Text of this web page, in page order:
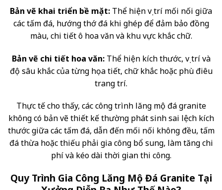
Bản vẽ khai triển bề mặt: Thể hiện vị trí mối nối giữa
các tấm đá, hướng thớ đá khi ghép để đảm bảo đồng
màu, chi tiết ô hoa văn và khu vực khắc chữ.
Bản vẽ chi tiết hoa văn:Thể hiện kích thước, vị trí và
độ sâu khắc của từng họa tiết, chữ khắc hoặc phù điêu
trang trí.
Thực tế cho thấy, các công trình lăng mộ đá granite
không có bản vẽ thiết kế thường phát sinh sai lệch kích
thước giữa các tấm đá, dẫn đến mối nối không đều, tấm
đá thừa hoặc thiếu phải gia công bổ sung, làm tăng chi
phí và kéo dài thời gian thi công.
Quy Trình Gia Công Lăng Mộ Đá Granite Tại